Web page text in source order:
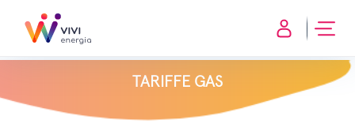
TARIFFE GAS